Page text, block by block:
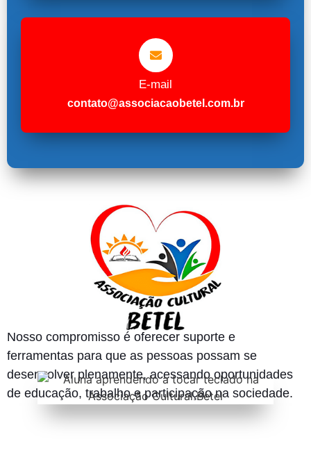
E-mail
contato@associacaobetel.com.br
Nosso compromisso é oferecer suporte e
ferramentas para que as pessoas possam se
desenvolver plenamente, acessando oportunidades
de educação, trabalho e participação na sociedade.